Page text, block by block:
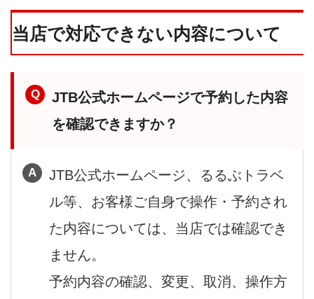
当店で対応できない内容について
JTB公式ホームページで予約した内容
を確認できますか？
JTB公式ホームページ、るるぶトラベ
ル等、お客様ご自身で操作・予約され
た内容については、当店では確認でき
ません。
予約内容の確認、変更、取消、操作方